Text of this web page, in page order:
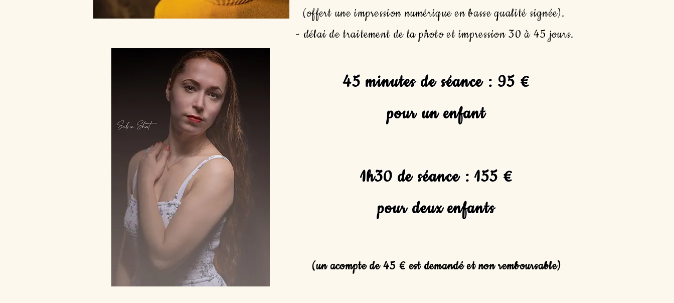
(offert une impression numérique en basse qualité signée).
- délai de traitement de la photo et impression 30 à 45 jours.
45 minutes de séance : 95 €
pour un enfant
1h30 de séance : 155 €
pour deux enfants
(un acompte de 45 € est demandé et non remboursable)